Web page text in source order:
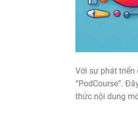
Với sự phát triển
“PodCourse”.
thức nội dung